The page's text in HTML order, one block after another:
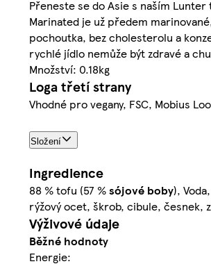
Přeneste se do Asie s naším
Marinated je už předem
pochoutka, bez cholesterolu a
rychlé jídlo nemůže být zdravé a
Množství: 0.18kg
Loga třetí strany
Vhodné pro vegany, FSC, Mobius
Složení
Ingredience
88 % tofu (57 %sójové boby),
rýžový ocet, škrob, cibule, česnek,
Výživové údaje
Běžné hodnoty
Energie: